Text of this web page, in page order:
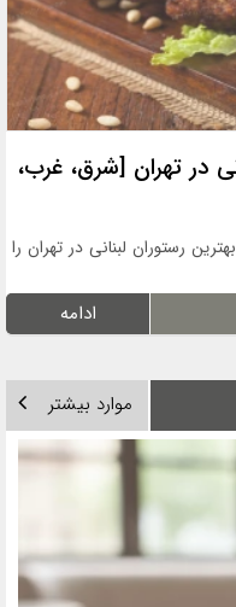
در تهران [شرق، غرب،
رستوران لبنانی در تهران را
ادامه
موارد بیشتر